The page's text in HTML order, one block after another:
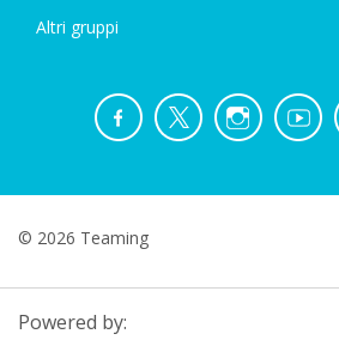
Altri gruppi
© 2026 Teaming
Powered by: